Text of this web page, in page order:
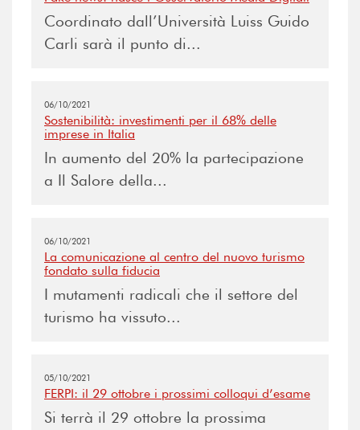
Coordinato dall’Università Luiss Guido
Carli sarà il punto di...
06/10/2021
Sostenibilità: investimenti per il 68% delle
imprese in Italia
In aumento del 20% la partecipazione
a Il Salore della...
06/10/2021
La comunicazione al centro del nuovo turismo
fondato sulla fiducia
I mutamenti radicali che il settore del
turismo ha vissuto...
05/10/2021
FERPI: il 29 ottobre i prossimi colloqui d’esame
Si terrà il 29 ottobre la prossima